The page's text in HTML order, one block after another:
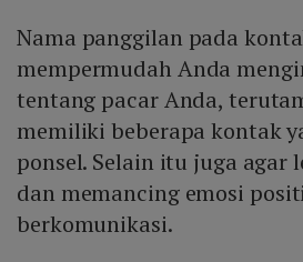
Nama panggilan pada
mempermudah Anda
tentang pacar Anda,
memiliki beberapa kontak
ponsel. Selain itu juga agar
dan memancing emosi
berkomunikasi.